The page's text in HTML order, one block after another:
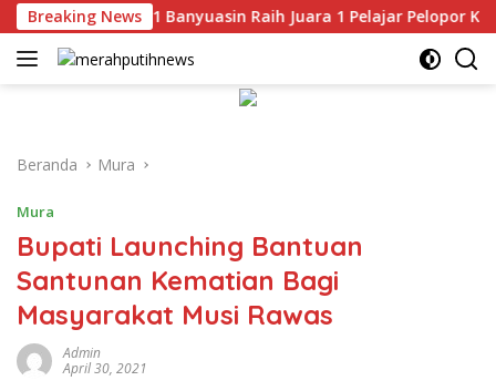
Langsung
ke
konten
Breaking News
Siswa MAN 1 Banyuasin Raih Juara 1 Pelajar Pelopor
Beranda Mura
Mura
Bupati Launching Bantuan
Santunan Kematian Bagi
Masyarakat Musi Rawas
Admin
April 30, 2021